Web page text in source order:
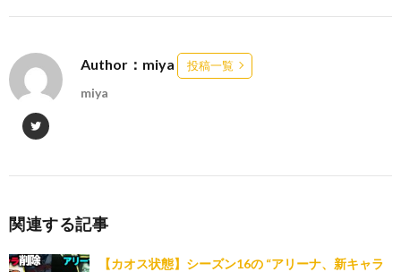
Author：miya 投稿一覧
miya
関連する記事
【カオス状態】シーズン16の “アリーナ、新キャラ